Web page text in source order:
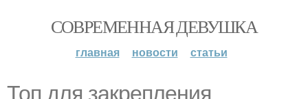
СОВРЕМЕННАЯ ДЕВУШКА
главная новости статьи
Топ для закрепления